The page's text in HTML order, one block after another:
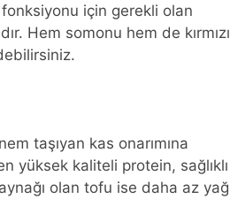
fonksiyonu için gerekli olan
Hem somonu hem de kırmızı
taşıyan kas onarımına
yüksek kaliteli protein, sağlıklı
olan tofu ise daha az yağ